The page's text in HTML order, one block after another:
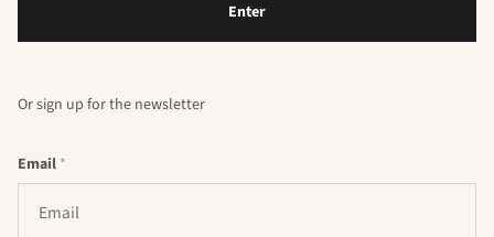
Enter
Or sign up for the newsletter
Email *